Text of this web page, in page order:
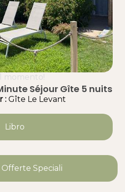
momento!
Séjour Gîte 5 nuits
: Gîte Le Levant
Libro
Speciali